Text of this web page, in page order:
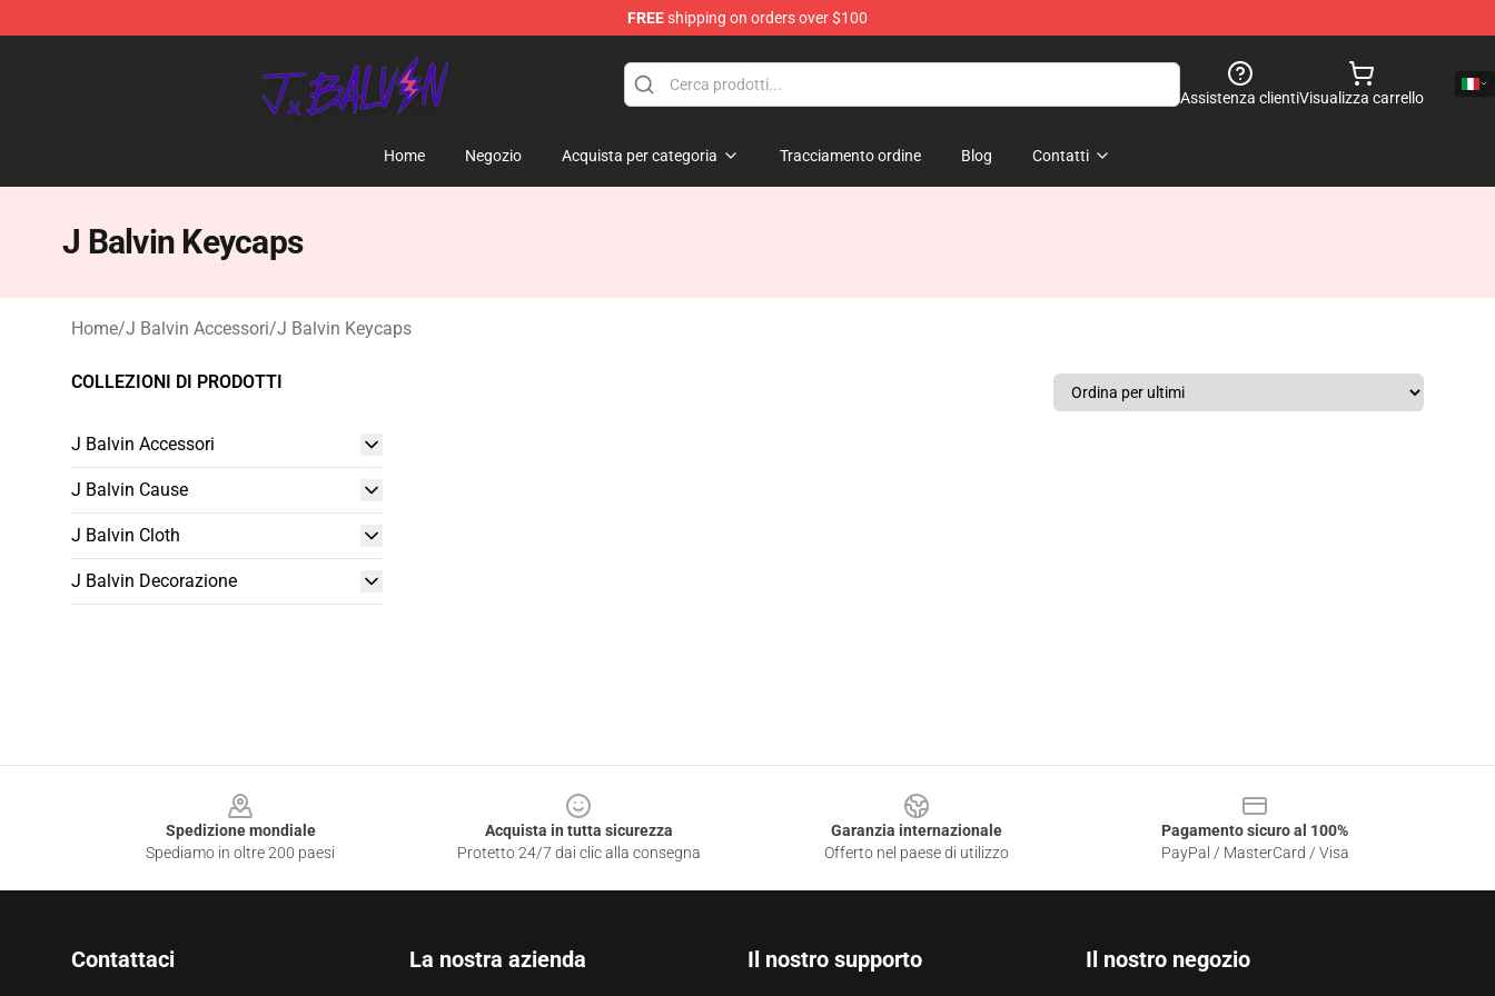
FREEshipping on orders over $100
J Balvin Store - Official J Balvin Merchandise Shop
Assistenza clientiVisualizza carrello
Home Negozio Acquista per categoria Tracciamento ordine Blog Contatti
J Balvin Keycaps
Home/J Balvin Accessori/J Balvin Keycaps
COLLEZIONI DI PRODOTTI
J Balvin Accessori
J Balvin Cause
J Balvin Cloth
J Balvin Decorazione
Spedizione mondiale
Spediamo in oltre 200 paesi
Acquista in tutta sicurezza
Protetto 24/7 dai clic alla consegna
Garanzia internazionale
Offerto nel paese di utilizzo
Pagamento sicuro al 100%
PayPal / MasterCard / Visa
Contattaci La nostra azienda Il nostro supporto Il nostro negozio